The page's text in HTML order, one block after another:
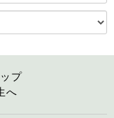
プ
へ